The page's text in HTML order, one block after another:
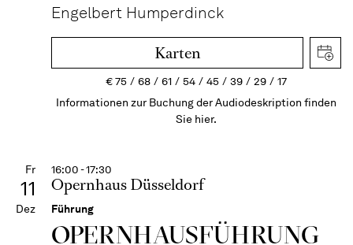
Engelbert Humperdinck
Karten
€75 68 61 54 45 39 29
17
Informationen zur Buchung der Audiodeskription finden
Sie hier.
Fr
11
Dez
16:00 - 17:30
Opernhaus Düsseldorf
Führung
OPERN­HAUS­FÜH­RUNG